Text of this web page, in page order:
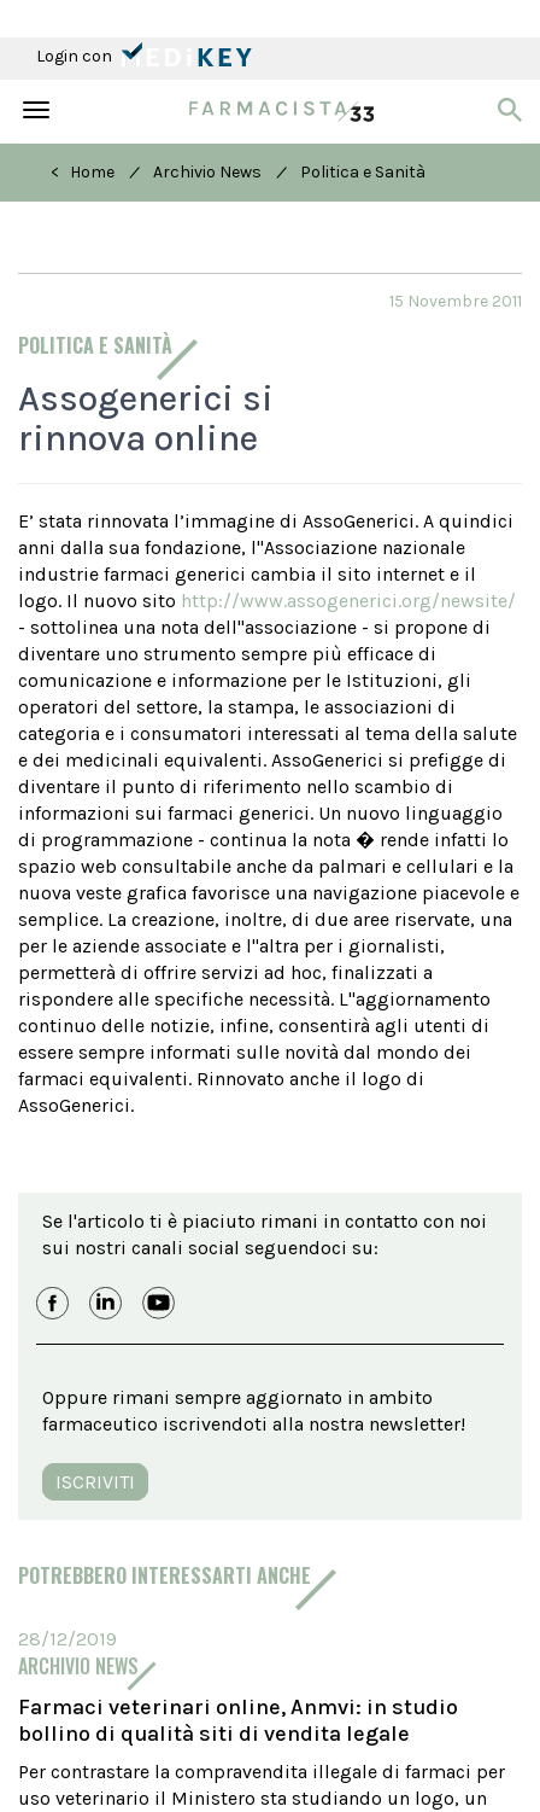
Login con
Toggle
< Home
/ Archivio News / Politica e Sanità
POLITICA E SANITÀ
15 Novembre 2011
Assogenerici si
rinnova online
E’ stata rinnovata l’immagine di AssoGenerici. A quindici
anni dalla sua fondazione, l''Associazione nazionale
industrie farmaci generici cambia il sito internet e il
logo. Il nuovo sito http://www.assogenerici.org/newsite/
- sottolinea una nota dell''associazione - si propone di
diventare uno strumento sempre più efficace di
comunicazione e informazione per le Istituzioni, gli
operatori del settore, la stampa, le associazioni di
categoria e i consumatori interessati al tema della salute
e dei medicinali equivalenti. AssoGenerici si prefigge di
diventare il punto di riferimento nello scambio di
informazioni sui farmaci generici. Un nuovo linguaggio
di programmazione - continua la nota � rende infatti lo
spazio web consultabile anche da palmari e cellulari e la
nuova veste grafica favorisce una navigazione piacevole e
semplice. La creazione, inoltre, di due aree riservate, una
per le aziende associate e l''altra per i giornalisti,
permetterà di offrire servizi ad hoc, finalizzati a
rispondere alle specifiche necessità. L''aggiornamento
continuo delle notizie, infine, consentirà agli utenti di
essere sempre informati sulle novità dal mondo dei
farmaci equivalenti. Rinnovato anche il logo di
AssoGenerici.
Se l'articolo ti è piaciuto rimani in contatto con noi
sui nostri canali social seguendoci su:
Oppure rimani sempre aggiornato in ambito
farmaceutico iscrivendoti alla nostra newsletter!
ISCRIVITI
POTREBBERO INTERESSARTI ANCHE
28/12/2019
ARCHIVIO NEWS
Farmaci veterinari online, Anmvi: in studio
bollino di qualità siti di vendita legale
Per contrastare la compravendita illegale di farmaci per
uso veterinario il Ministero sta studiando un logo, un